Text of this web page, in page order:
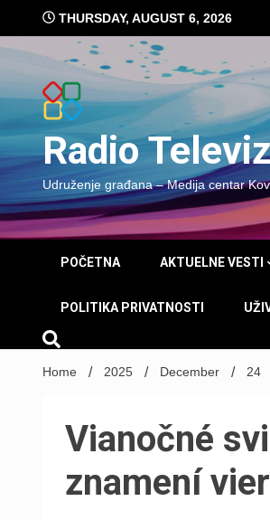
content
THURSDAY, AUGUST 6, 2026
Radio
Udruženje građana – Medija centar
POČETNA AKTUELNE VESTI
POLITIKA PRIVATNOSTI
Home 2025 December 24
Vianočné
znamení